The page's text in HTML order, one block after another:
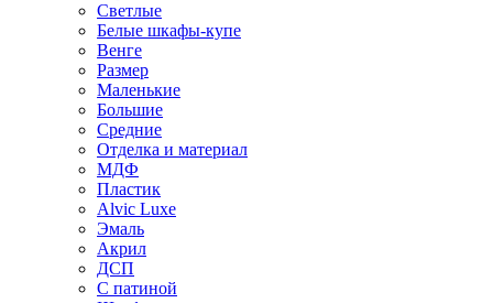
Светлые
Белые шкафы-купе
Венге
Размер
Маленькие
Большие
Средние
Отделка и материал
МДФ
Пластик
Alvic Luxe
Эмаль
Акрил
ДСП
С патиной